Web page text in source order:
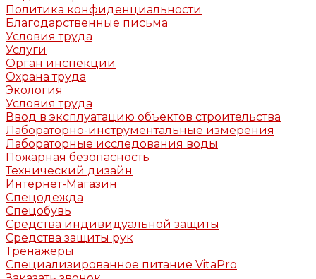
Политика конфиденциальности
Благодарственные письма
Условия труда
Услуги
Орган инспекции
Охрана труда
Экология
Условия труда
Ввод в эксплуатацию объектов строительства
Лабораторно-инструментальные измерения
Лабораторные исследования воды
Пожарная безопасность
Технический дизайн
Интернет-Магазин
Спецодежда
Спецобувь
Средства индивидуальной защиты
Средства защиты рук
Тренажеры
Специализированное питание VitaPro